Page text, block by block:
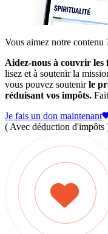
Vous aimez notre contenu
Aidez-nous à couvrir
lisez et à soutenir la
vous pouvez soutenirle
réduisant vos impôts.
Je fais un don maintenant
( Avec déduction d'impôts